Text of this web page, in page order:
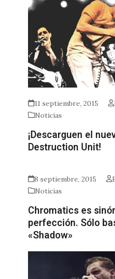
11 septiembre, 2015
Noticias
¡Descarguen el
Destruction Unit!
8 septiembre, 2015
Noticias
Chromatics es
perfección. Sólo
«Shadow»